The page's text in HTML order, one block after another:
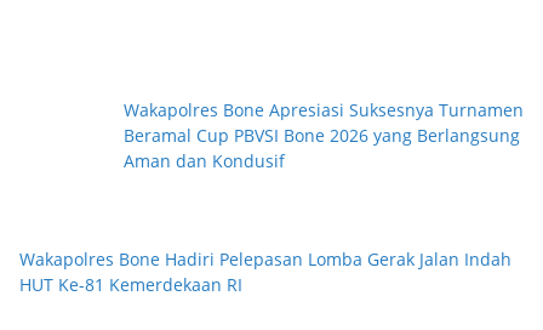
Wakapolres Bone Apresiasi Suksesnya Turnamen
Beramal Cup PBVSI Bone 2026 yang Berlangsung
Aman dan Kondusif
Wakapolres Bone Hadiri Pelepasan Lomba Gerak Jalan Indah
HUT Ke-81 Kemerdekaan RI